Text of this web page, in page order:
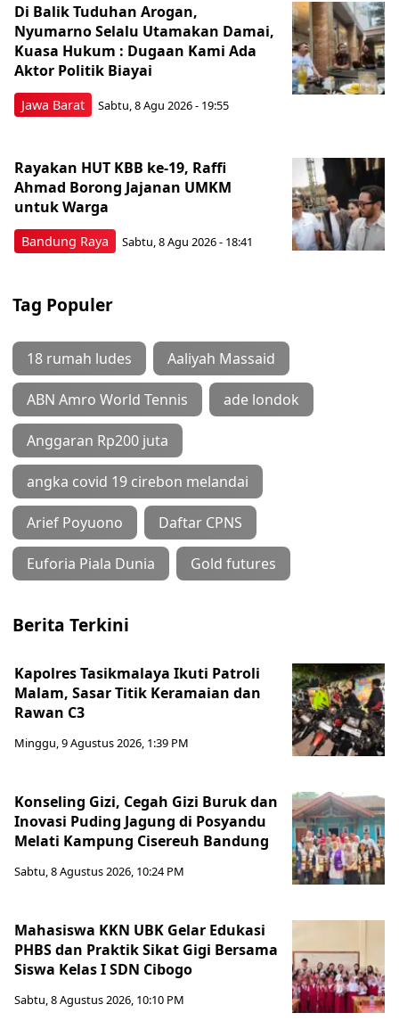
Jawa Barat
Di Balik Tuduhan Arogan,
Nyumarno Selalu Utamakan Damai,
Kuasa Hukum : Dugaan Kami Ada
Aktor Politik Biayai
Sabtu, 8 Agu 2026 - 19:55
Bandung Raya
Rayakan HUT KBB ke-19, Raffi
Ahmad Borong Jajanan UMKM
untuk Warga
Sabtu, 8 Agu 2026 - 18:41
Tag Populer
18 rumah ludes Aaliyah Massaid
ABN Amro World Tennis ade londok
Anggaran Rp200 juta
angka covid 19 cirebon melandai
Arief Poyuono Daftar CPNS
Euforia Piala Dunia Gold futures
Berita Terkini
Kapolres Tasikmalaya Ikuti Patroli
Malam, Sasar Titik Keramaian dan
Rawan C3
Minggu, 9 Agustus 2026, 1:39 PM
Konseling Gizi, Cegah Gizi Buruk dan
Inovasi Puding Jagung di Posyandu
Melati Kampung Cisereuh Bandung
Sabtu, 8 Agustus 2026, 10:24 PM
Mahasiswa KKN UBK Gelar Edukasi
PHBS dan Praktik Sikat Gigi Bersama
Siswa Kelas I SDN Cibogo
Sabtu, 8 Agustus 2026, 10:10 PM